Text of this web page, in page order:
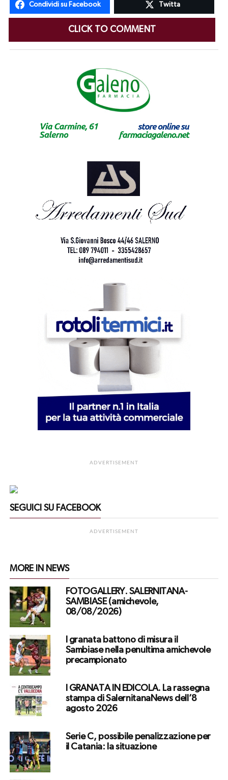
Condividi su Facebook Twitta
CLICK TO COMMENT
ADVERTISEMENT
SEGUICI SU FACEBOOK
ADVERTISEMENT
MORE IN NEWS
FOTOGALLERY. SALERNITANA-
SAMBIASE (amichevole,
08/08/2026)
I granata battono di misura il
Sambiase nella penultima amichevole
precampionato
I GRANATA IN EDICOLA. La rassegna
stampa di SalernitanaNews dell’8
agosto 2026
Serie C, possibile penalizzazione per
il Catania: la situazione